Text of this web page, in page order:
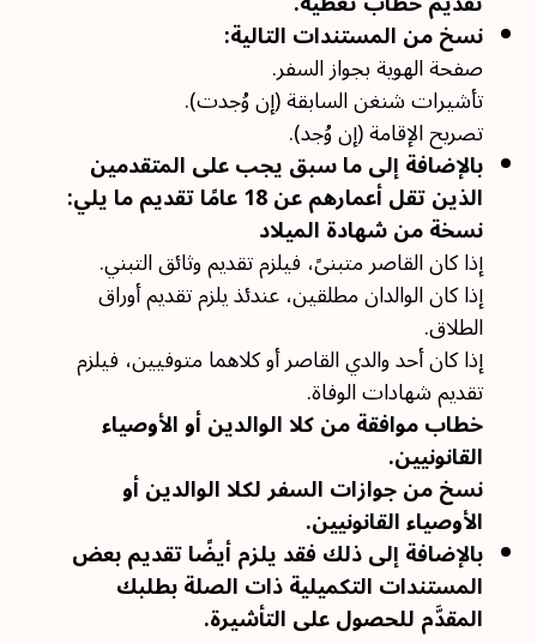
نسخ من المستندات التالية:
صفحة الهوية بجواز السفر.
تأشيرات شنغن السابقة (إن وُجدت).
تصريح الإقامة (إن وُجد).
بالإضافة إلى ما سبق يجب على المتقدمين
الذين تقل أعمارهم عن 18 عامًا تقديم ما يلي:
نسخة من شهادة الميلاد
إذا كان القاصر متبنىً، فيلزم تقديم وثائق التبني.
إذا كان الوالدان مطلقين، عندئذ يلزم تقديم أوراق
الطلاق.
إذا كان أحد والدي القاصر أو كلاهما متوفيين، فيلزم
تقديم شهادات الوفاة.
خطاب موافقة من كلا الوالدين أو الأوصياء
القانونيين.
نسخ من جوازات السفر لكلا الوالدين أو
الأوصياء القانونيين.
بالإضافة إلى ذلك فقد يلزم أيضًا تقديم بعض
المستندات التكميلية ذات الصلة بطلبك
المقدَّم للحصول على التأشيرة.